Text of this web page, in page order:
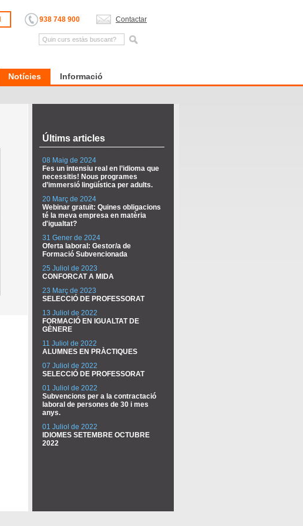
938 748 900 Contactar
Notícies Informació
Últims articles
08 Maig de 2024
Fes un intensiu real en l’idioma que
necessitis! Nous programes
d’immersió lingüística per adults.
20 Març de 2024
Webinar gratuït: Quines obligacions
té la meva empresa en matèria
d'igualtat?
31 Gener de 2024
Oferta laboral: Gestor/a de
Formació Subvencionada
25 Juliol de 2023
CONFORCAT A MIDA
23 Març de 2023
SELECCIÓ DE PROFESSORAT
13 Juliol de 2022
FORMACIÓ EN IGUALTAT DE
GÈNERE
11 Juliol de 2022
ALUMNES EN PRÀCTIQUES
07 Juliol de 2022
SELECCIÓ DE PROFESSORAT
01 Juliol de 2022
Subvencions per a la contractació
laboral de persones de 30 i mes
anys.
01 Juliol de 2022
IDIOMES SETEMBRE OCTUBRE
2022